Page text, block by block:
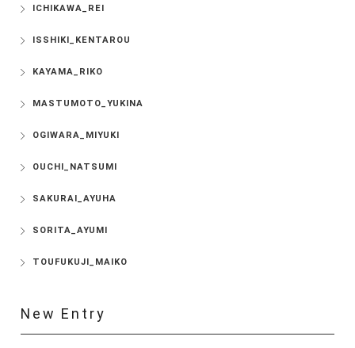
ICHIKAWA_REI
ISSHIKI_KENTAROU
KAYAMA_RIKO
MASTUMOTO_YUKINA
OGIWARA_MIYUKI
OUCHI_NATSUMI
SAKURAI_AYUHA
SORITA_AYUMI
TOUFUKUJI_MAIKO
New Entry